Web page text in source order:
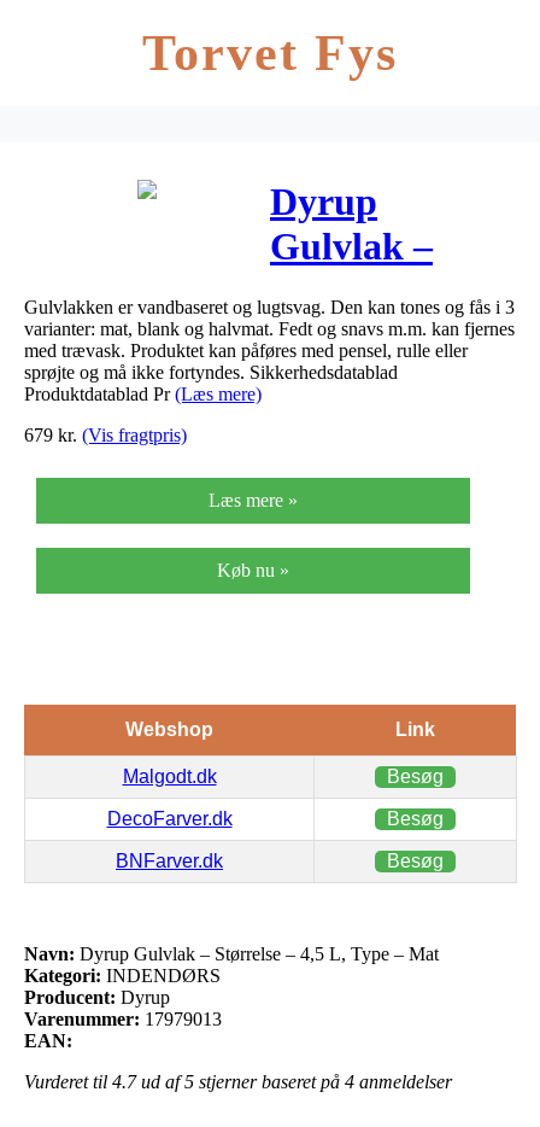
Torvet Fys
Dyrup
Gulvlak –
Størrelse – 4,5
L, Type – Mat
Gulvlakken er vandbaseret og lugtsvag. Den kan tones og fås i 3
varianter: mat, blank og halvmat. Fedt og snavs m.m. kan fjernes
med trævask. Produktet kan påføres med pensel, rulle eller
sprøjte og må ikke fortyndes. Sikkerhedsdatablad
Produktdatablad Pr(Læs mere)
679 kr. (Vis fragtpris)
Læs mere »
Køb nu »
Webshop Link
Malgodt.dk Besøg
DecoFarver.dk Besøg
BNFarver.dk Besøg
Navn: Dyrup Gulvlak – Størrelse – 4,5 L, Type – Mat
Kategori: INDENDØRS
Producent: Dyrup
Varenummer: 17979013
EAN:
Vurderet til 4.7ud af 5 stjerner baseret på 4 anmeldelser